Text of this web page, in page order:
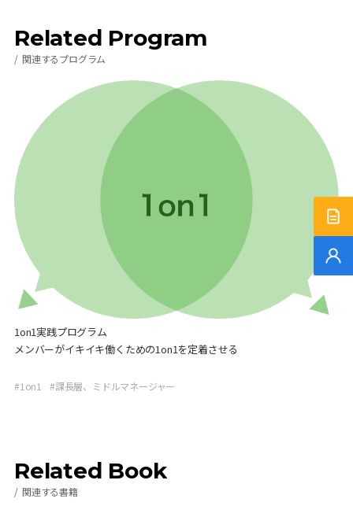
サ
無
Related Program
関連するプログラム
1on1実践プログラム
メンバーがイキイキ働くための1on1を定着させる
#1on1 #課長層、ミドルマネージャー
Related Book
関連する書籍